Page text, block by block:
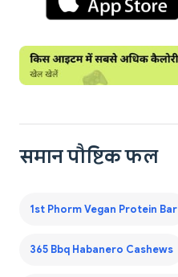
समान पौष्टिक फल
1st Phorm Vegan Protein Bar
365 Bbq Habanero Cashews